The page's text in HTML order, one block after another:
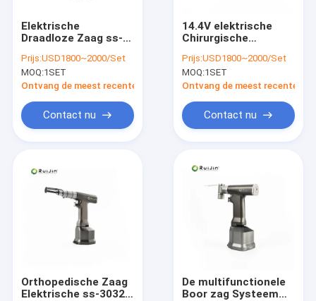
Elektrische
Draadloze Zaag ss-
Borstbeen
Orthopedische Been
Prijs:USD1800~2000/Set
MOQ:1SET
Ontvang de meest recente Prijs
Contact nu
14.4V elektrische
Chirurgische
voor Borstbeen ss-
3032
Prijs:USD1800~2000/Set
MOQ:1SET
Ontvang de meest recente
Contact nu
Orthopedische Zaag
Elektrische ss-3032
De multifunctionele
Boor zag Systeem